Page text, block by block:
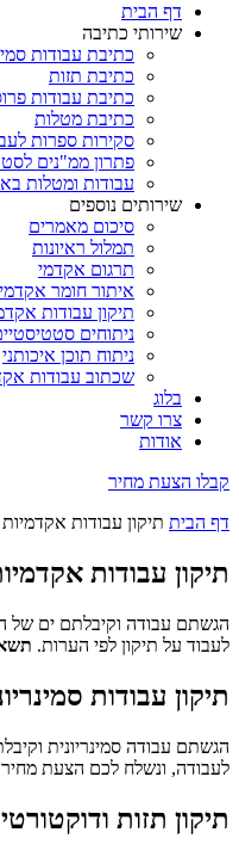
דף הבית
שירותי כתיבה
כתיבת עבודות
כתיבת תזות
כתיבת עבודות
כתיבת מטלות
סקירות ספרות
פתרון ממ"נים
עבודות ומטלות
שירותים נוספים
סיכום מאמרים
תמלול ראיונות
תרגום אקדמי
איתור חומר אקדמי
תיקון עבודות
ניתוחים
ניתוח תוכן איכותני
שכתוב עבודות
בלוג
צרו קשר
אודות
קבלו הצעת מחיר
דף הבית תיקון עבודות
תיקון עבודות
הגשתם עבודה וקיבלתם ים של
לעבוד על תיקון לפי הערות.
תיקון עבודות
הגשתם עבודה סמינריונית
לעבודה, ונשלח לכם הצעת
תיקון תזות